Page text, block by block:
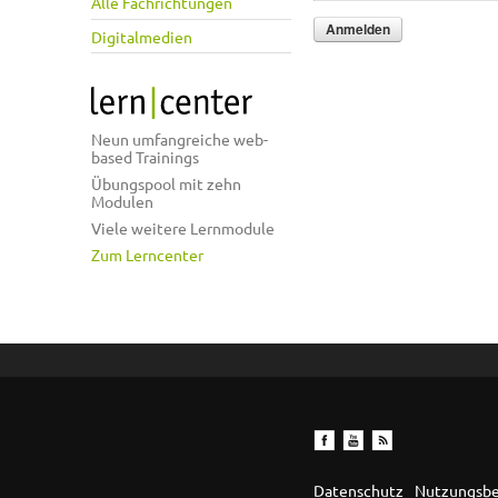
Digitalmedien
Neun umfangreiche web-
based Trainings
Übungspool mit zehn
Modulen
Viele weitere Lernmodule
Zum Lerncenter
Datenschutz